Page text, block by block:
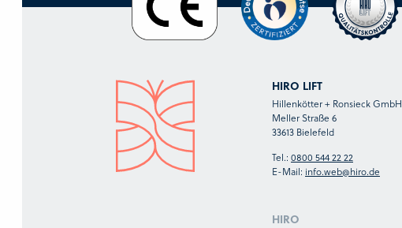
HIRO LIFT
Hillenkötter + Ronsieck GmbH
Meller Straße 6
33613 Bielefeld
Tel.: 0800 544 22 22
E-Mail: info.web@hiro.de
HIRO